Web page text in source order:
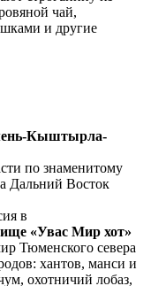
чай,
и другие
Кыштырла-
по знаменитому
Дальний Восток
в
«Увас Мир хот»
Тюменского севера
хантов, манси и
охотничий лобаз,